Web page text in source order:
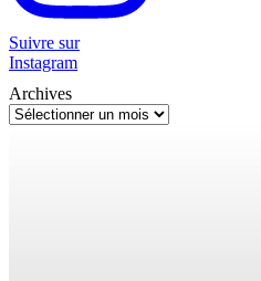
Suivre sur
Instagram
Archives